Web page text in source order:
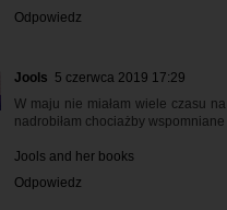
Odpowiedz
Jools 5 czerwca 2019 17:29
W maju nie miałam wiele czasu
nadrobiłam chociażby
Jools and her books
Odpowiedz